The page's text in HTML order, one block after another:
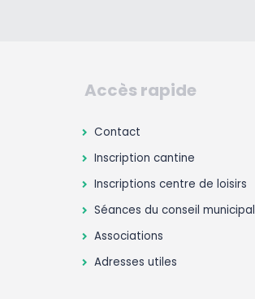
Accès rapide
Contact
Inscription cantine
Inscriptions centre de loisirs
Séances du conseil municipal
Associations
Adresses utiles